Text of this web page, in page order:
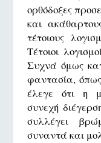
ορθόδοξες
και
τέτοιους
Τέτοιοι
Συχνά όμως
φαντασία,
έλεγε ότι η
συνεχή
συλλέγει
συναντά και